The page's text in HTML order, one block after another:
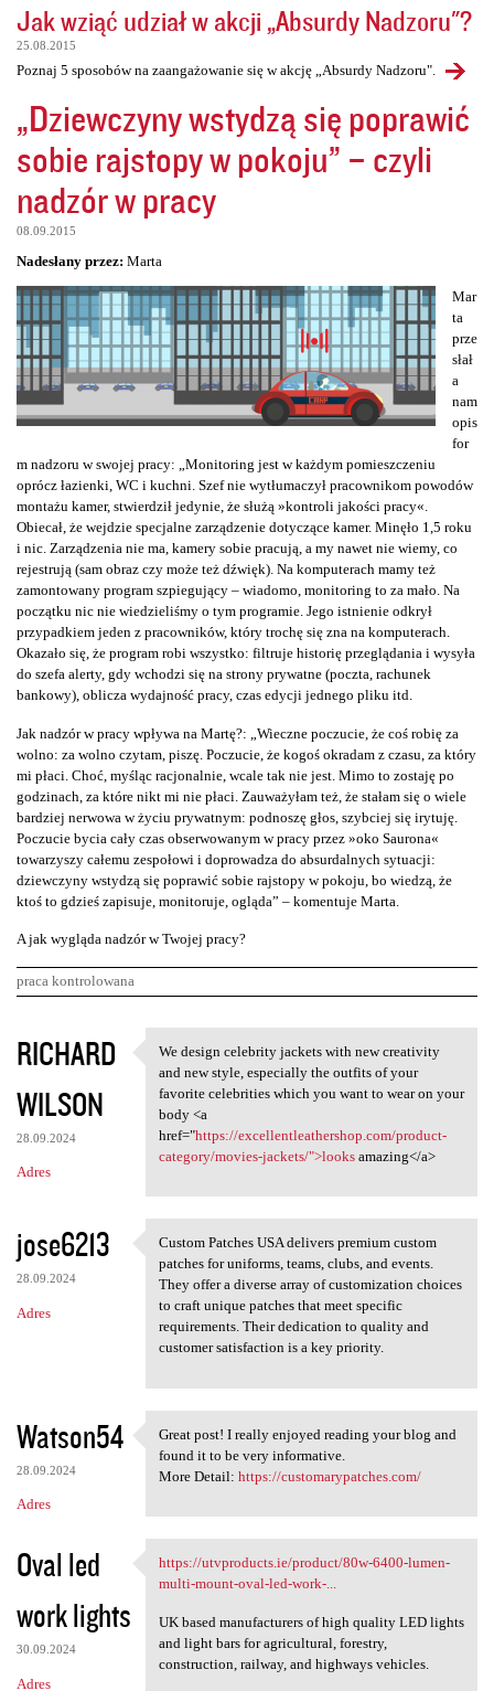
Jak wziąć udział w akcji „Absurdy Nadzoru"?
25.08.2015
Poznaj 5 sposobów na zaangażowanie się w akcję „Absurdy Nadzoru".
„Dziewczyny wstydzą się poprawić
sobie rajstopy w pokoju” – czyli
nadzór w pracy
08.09.2015
Nadesłany przez: Marta
Mar
ta
prze
słał
a
nam
opis
for
m nadzoru w swojej pracy: „Monitoring jest w każdym pomieszczeniu
oprócz łazienki, WC i kuchni. Szef nie wytłumaczył pracownikom powodów
montażu kamer, stwierdził jedynie, że służą »kontroli jakości pracy«.
Obiecał, że wejdzie specjalne zarządzenie dotyczące kamer. Minęło 1,5 roku
i nic. Zarządzenia nie ma, kamery sobie pracują, a my nawet nie wiemy, co
rejestrują (sam obraz czy może też dźwięk). Na komputerach mamy też
zamontowany program szpiegujący – wiadomo, monitoring to za mało. Na
początku nic nie wiedzieliśmy o tym programie. Jego istnienie odkrył
przypadkiem jeden z pracowników, który trochę się zna na komputerach.
Okazało się, że program robi wszystko: filtruje historię przeglądania i wysyła
do szefa alerty, gdy wchodzi się na strony prywatne (poczta, rachunek
bankowy), oblicza wydajność pracy, czas edycji jednego pliku itd.
Jak nadzór w pracy wpływa na Martę?: „Wieczne poczucie, że coś robię za
wolno: za wolno czytam, piszę. Poczucie, że kogoś okradam z czasu, za który
mi płaci. Choć, myśląc racjonalnie, wcale tak nie jest. Mimo to zostaję po
godzinach, za które nikt mi nie płaci. Zauważyłam też, że stałam się o wiele
bardziej nerwowa w życiu prywatnym: podnoszę głos, szybciej się irytuję.
Poczucie bycia cały czas obserwowanym w pracy przez »oko Saurona«
towarzyszy całemu zespołowi i doprowadza do absurdalnych sytuacji:
dziewczyny wstydzą się poprawić sobie rajstopy w pokoju, bo wiedzą, że
ktoś to gdzieś zapisuje, monitoruje, ogląda” – komentuje Marta.
A jak wygląda nadzór w Twojej pracy?
praca kontrolowana
K
o
m
e
n
a
r
z
e
RICHARD
WILSON
28.09.2024
Adres
We design celebrity jackets
We design celebrity jackets with new creativity
and new style, especially the outfits of your
favorite celebrities which you want to wear on your
body <a
href="https://excellentleathershop.com/product-
category/movies-jackets/">looksamazing</a>
jose6213
28.09.2024
Adres
Custom Patches USA delivers
Custom Patches USA delivers premium custom
patches for uniforms, teams, clubs, and events.
They offer a diverse array of customization choices
to craft unique patches that meet specific
requirements. Their dedication to quality and
customer satisfaction is a key priority.
Watson54
28.09.2024
Adres
Great post! I really enjoyed
Great post! I really enjoyed reading your blog and
found it to be very informative.
More Detail: https://customarypatches.com/
Oval led
work lights
30.09.2024
Adres
https://utvproducts.ie
https://utvproducts.ie/product/80w-6400-lumen-
multi-mount-oval-led-work-...
UK based manufacturers of high quality LED lights
and light bars for agricultural, forestry,
construction, railway, and highways vehicles.